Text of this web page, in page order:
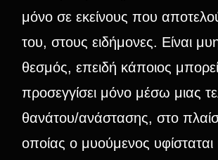
μόνο σε εκείνους που
του, στους ειδήμονες. Είναι
θεσμός, επειδή κάποιος
προσεγγίσει μόνο μέσω μιας
θανάτου/ανάστασης, στο
οποίας ο μυούμενος υφίσταται